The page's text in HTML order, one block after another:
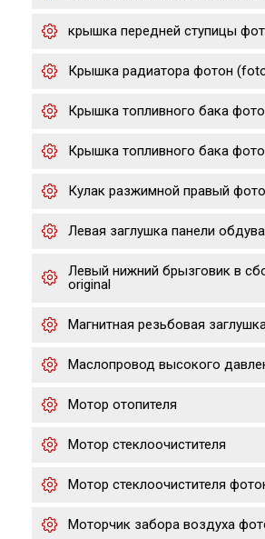
крышка передней ступицы
Крышка радиатора фотон
Крышка топливного бака
Крышка топливного бака
Кулак разжимной правый
Левая заглушка панели
Левый нижний брызговик в
original
Магнитная резьбовая
Маслопровод высокого
Мотор отопителя
Мотор стеклоочистителя
Мотор стеклоочистителя
Моторчик забора воздуха